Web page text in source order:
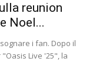
reunion
Noel...
i fan. Dopo il
Live '25", la